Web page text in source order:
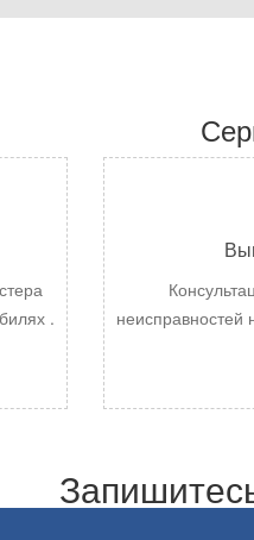
.
неисправностей